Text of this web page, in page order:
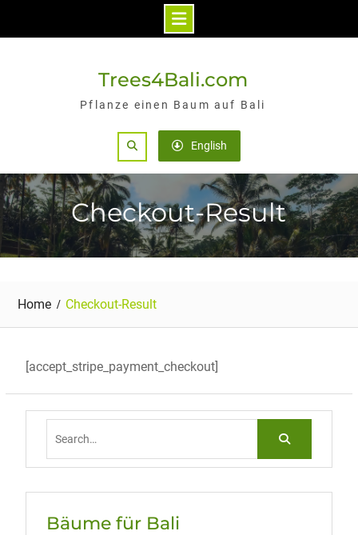
Trees4Bali.com
Pflanze einen Baum auf Bali
Search English
Checkout-Result
Home Checkout-Result
[accept_stripe_payment_checkout]
Bäume für Bali